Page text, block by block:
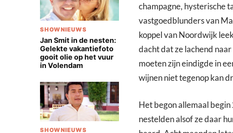
SHOWNIEUWS
Jan Smit in de nesten:
Gelekte vakantiefoto
gooit olie op het vuur
in Volendam
SHOWNIEUWS
champagne, hysterische
vastgoedblunders van
koppel van Noordwijk
dacht dat ze lachend
moeten zijn eindigde in
wijnen niet tegenop kan
Het begon allemaal
nestelden alsof ze daar